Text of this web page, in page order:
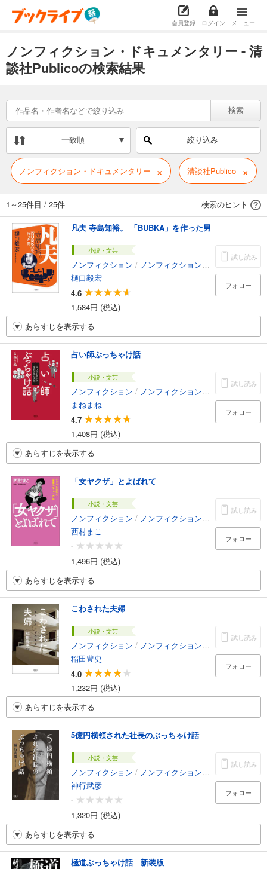
会員登録 ログイン メニュー
ノンフィクション・ドキュメンタリー - 清
談社Publicoの検索結果
検索
一致順 絞り込み
ノンフィクション・ドキュメンタリー × 清談社Publico ×
1～25件目 / 25件 検索のヒント
凡夫 寺島知裕。 「BUBKA」を作った男
小説・文芸
ノンフィクション / ノンフィクション・ドキュメンタリー
樋口毅宏
4.6
1,584円 (税込)
試し読み
フォロー
あらすじを表示する
占い師ぶっちゃけ話
小説・文芸
ノンフィクション / ノンフィクション・ドキュメンタリー
まねまね
4.7
1,408円 (税込)
試し読み
フォロー
あらすじを表示する
「女ヤクザ」とよばれて
小説・文芸
ノンフィクション / ノンフィクション・ドキュメンタリー
西村まこ
-
1,496円 (税込)
試し読み
フォロー
あらすじを表示する
こわされた夫婦
小説・文芸
ノンフィクション / ノンフィクション・ドキュメンタリー
稲田豊史
4.0
1,232円 (税込)
試し読み
フォロー
あらすじを表示する
5億円横領された社長のぶっちゃけ話
小説・文芸
ノンフィクション / ノンフィクション・ドキュメンタリー
神行武彦
-
1,320円 (税込)
試し読み
フォロー
あらすじを表示する
極道ぶっちゃけ話 新装版